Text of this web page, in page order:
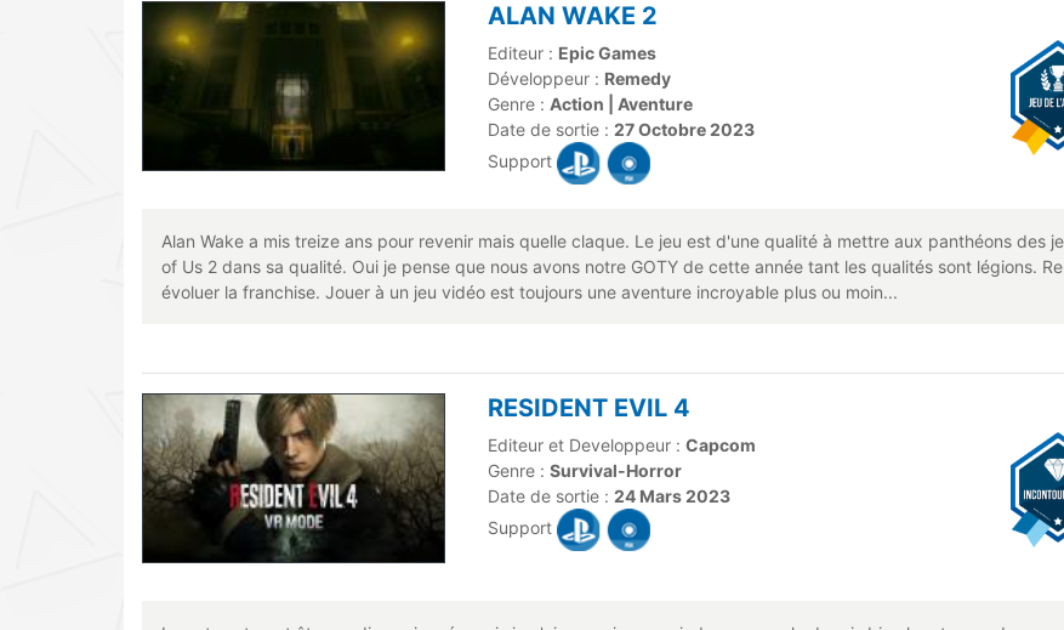
ALAN WAKE 2
Editeur : Epic Games
Développeur : Remedy
Genre : Action | Aventure
Date de sortie : 27 Octobre 2023
Support
Alan Wake a mis treize ans pour revenir mais quelle claque. Le jeu est d'une qualité à mettre aux panthéons des
of Us 2 dans sa qualité. Oui je pense que nous avons notre GOTY de cette année tant les qualités sont légions.
évoluer la franchise. Jouer à un jeu vidéo est toujours une aventure incroyable plus ou moin...
RESIDENT EVIL 4
Editeur et Developpeur : Capcom
Genre : Survival-Horror
Date de sortie : 24 Mars 2023
Support